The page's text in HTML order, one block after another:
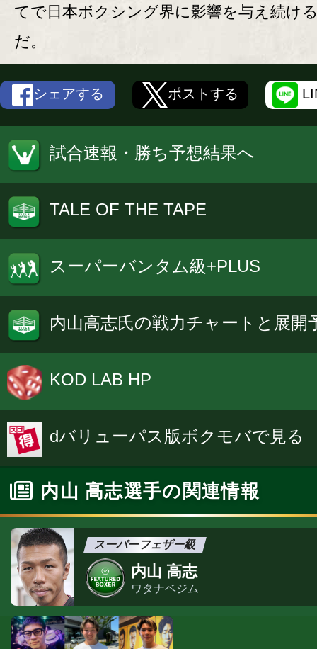
てで日本ボクシング界に影響を与え続け
だ。
シェアする ポストする
試合速報・勝ち予想結果へ
TALE OF THE TAPE
スーパーバンタム級+PLUS
内山高志氏の戦力チャートと展開
KOD LAB HP
dバリューパス版ボクモバで見る
内山 高志選手の関連情報
スーパーフェザー級
内山 高志
ワタナベジム